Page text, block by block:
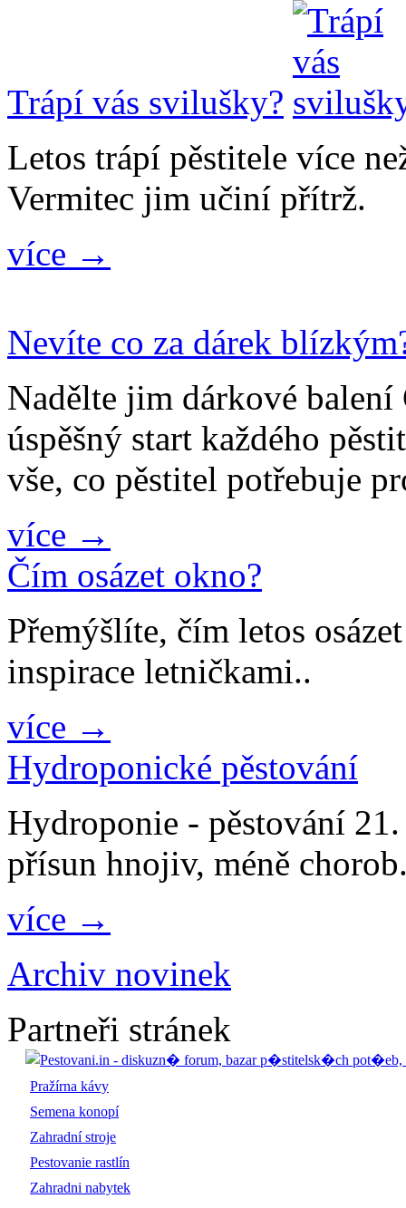
Trápí vás svilušky?
Letos trápí pěstitele více
Vermitec jim učiní přítrž.
více →
Nevíte co za dárek
Nadělte jim dárkové
úspěšný start každého
vše, co pěstitel potřebuje
více →
Čím osázet okno?
Přemýšlíte, čím letos
inspirace letničkami..
více →
Hydroponické pěstování
Hydroponie - pěstování
přísun hnojiv, méně
více →
Archiv novinek
Partneři stránek
Pražírna kávy
Semena konopí
Zahradní stroje
Pestovanie rastlín
Zahradni nabytek